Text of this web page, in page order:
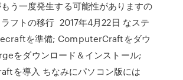
う一度発生する可能性がありますの
フトの移行 2017年4月22日 なステ
を準備; ComputerCraftをダウ
をダウンロード＆インストール;
を導入 ちなみにパソコン版には